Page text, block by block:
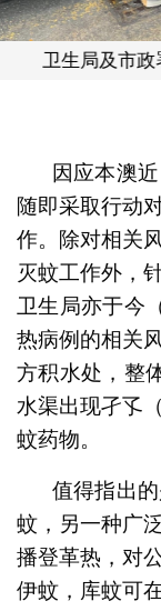
因应本澳
随即采取行动
作。除对相关
灭蚊工作外，
卫生局亦于今
热病例的相关
方积水处，整
水渠出现孑孓
蚊药物。
值得指出
蚊，另一种广
播登革热，对
伊蚊，库蚊可